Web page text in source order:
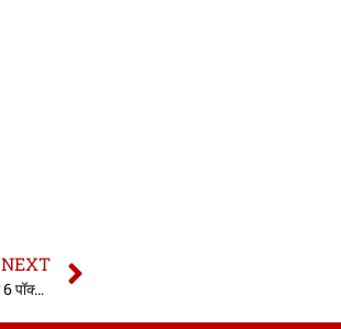
NEXT
धारा 6 पॉक्सो एक्ट | 6 Pocso Act in hindi